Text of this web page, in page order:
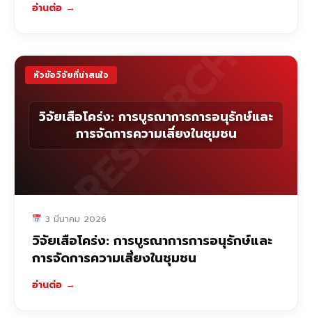
อ่านต่อ →
หัวข้อวิจัยที่น่าสนใจ
วิจัยเสือโคร่ง: การบูรณาการการอนุรักษ์และ
การจัดการความเสี่ยงในชุมชน
RESEARCH
3 มีนาคม 2026
วิจัยเสือโคร่ง: การบูรณาการการอนุรักษ์และ
การจัดการความเสี่ยงในชุมชน
อ่านต่อ →